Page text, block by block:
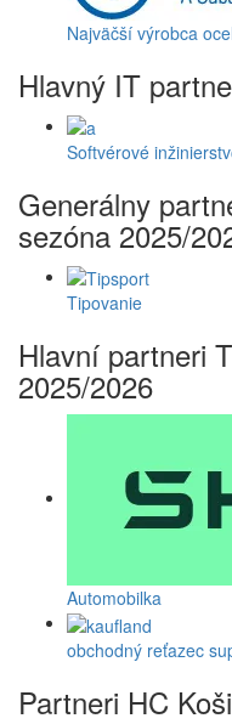
Najväčší výrobca
Hlavný IT
Softvérové
Generálny
sezóna 2025/
Tipovanie
Hlavní partneri
2025/2026
Automobilka
obchodný reťazec
Partneri HC